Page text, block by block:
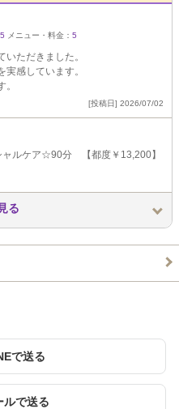
5 メニュー・料金： 5
ただきました。
感しています。
[投稿日] 2026/07/02
ルケア☆90分 【都度￥13,200】
る
で送る
ルで送る